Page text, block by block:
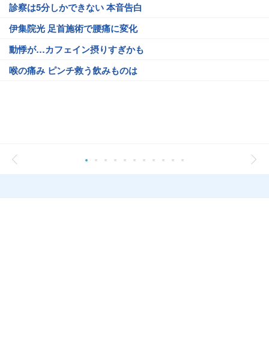
診察は5分しかできない 本音告白
伊集院光 足首施術で腰痛に変化
動悸が…カフェイン摂りすぎかも
喉の痛み ピンチ救う飲みものは